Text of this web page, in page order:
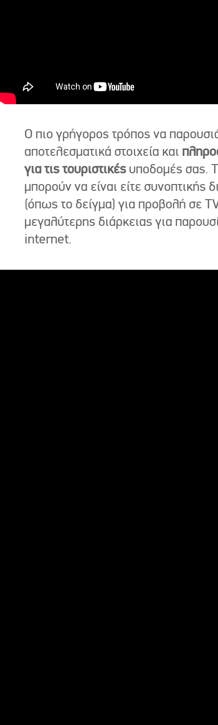
Ο πιο γρήγορος τρόπος να
αποτελεσματικά στοιχεία και
για τις τουριστικές υποδομές σας.
μπορούν να είναι είτε συνοπτικής
(όπως το δείγμα) για προβολή σε
μεγαλύτερης διάρκειας για
internet.